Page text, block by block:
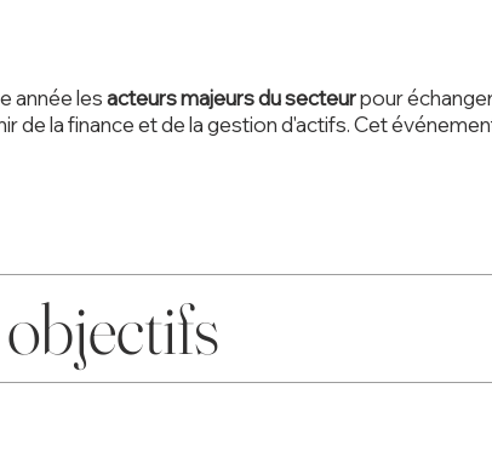
année lesacteurs majeurs du secteurpour
de la finance et de la gestion d'actifs. Cet